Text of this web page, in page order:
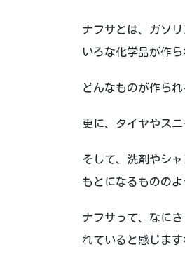
ナフサとは、ガソ
いろな化学品が作ら
どんなものが作ら
更に、タイヤやス
そして、洗剤やシ
もとになるもののよ
ナフサって、なに
れていると感じます